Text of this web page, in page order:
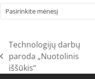
Archyvai
previous
post:
Technologijų darbų
paroda „Nuotolinis
iššūkis“